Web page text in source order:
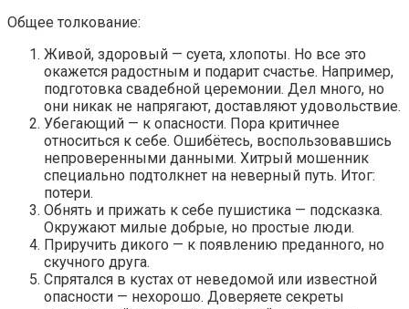
Общее толкование:
Живой, здоровый — суета, хлопоты. Но все это
окажется радостным и подарит счастье. Например,
подготовка свадебной церемонии. Дел много, но
они никак не напрягают, доставляют удовольствие.
Убегающий — к опасности. Пора критичнее
относиться к себе. Ошибётесь, воспользовавшись
непроверенными данными. Хитрый мошенник
специально подтолкнет на неверный путь. Итог:
потери.
Обнять и прижать к себе пушистика — подсказка.
Окружают милые добрые, но простые люди.
Приручить дикого — к появлению преданного, но
скучного друга.
Спрятался в кустах от неведомой или известной
опасности — нехорошо. Доверяете секреты